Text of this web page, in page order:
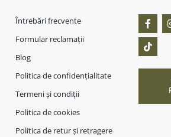
Întrebări frecvente
Formular reclamații
Blog
Politica de confidențialitate
Termeni și condiții
Politica de cookies
Politica de retur și retragere